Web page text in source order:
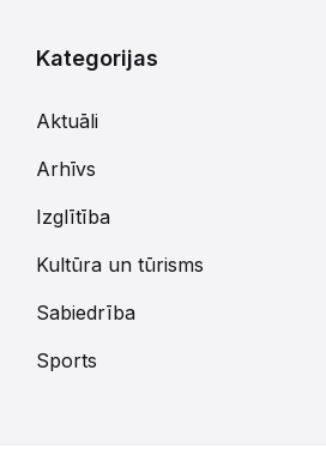
Kategorijas
Aktuāli
Arhīvs
Izglītība
Kultūra un tūrisms
Sabiedrība
Sports